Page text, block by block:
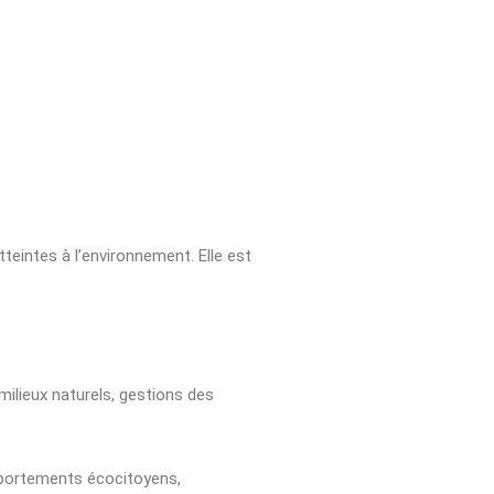
à l’environnement. Elle est
naturels, gestions des
écocitoyens,